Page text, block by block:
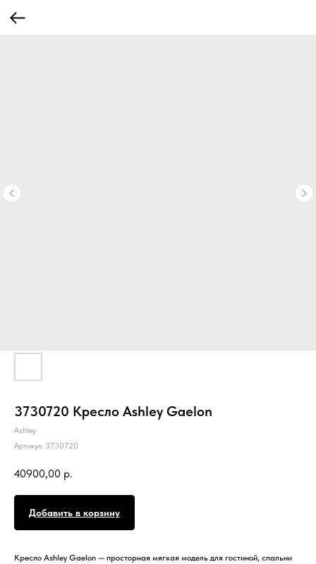
3730720 Кресло Ashley Gaelon
Ashley
Артикул: 3730720
40900,00 р.
Добавить в корзину
Кресло Ashley Gaelon — просторная мягкая модель для гостиной, спальни